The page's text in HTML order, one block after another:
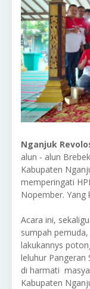
Nganjuk
alun - alun
Kabupaten
memperingati
Nopember. Yang
Acara ini,
sumpah
lakukannys
leluhur Pangeran
di harmati
Kabupaten